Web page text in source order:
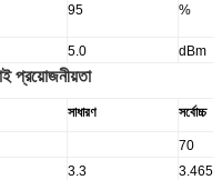
95 %
5.0 dBm
প্রয়োজনীয়তা
সাধারণ সর্বোচ্চ
70
3.3
3.465